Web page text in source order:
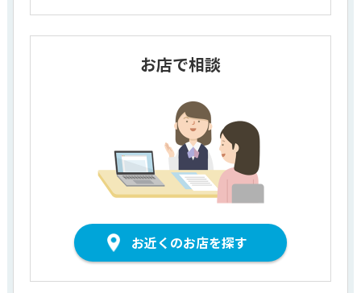
お店で相談
お近くのお店を探す